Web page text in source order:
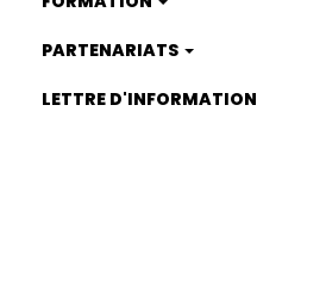
PARTENARIATS
LETTRE D'INFORMATION